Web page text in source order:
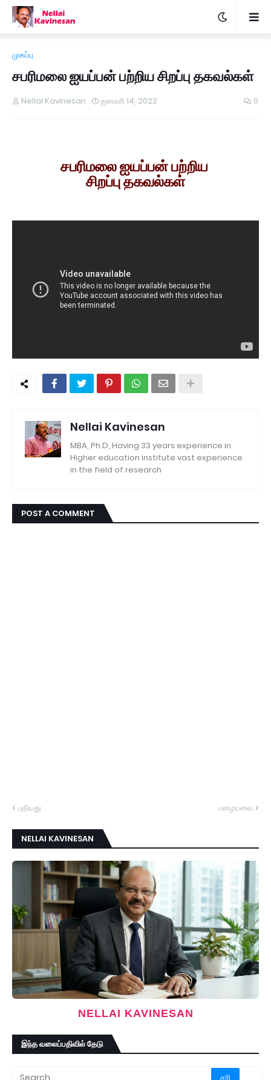
முகப்பு
சபரிமலை ஐயப்பன் பற்றிய சிறப்பு தகவல்கள்
Nellai Kavinesan ஜனவரி 14, 2022 0
சபரிமலை ஐயப்பன் பற்றிய
சிறப்பு தகவல்கள்
Nellai Kavinesan
MBA, Ph.D, Having 33 years experience in
Higher education institute vast experience
in the field of research
POST A COMMENT
புதியது பழையவை
NELLAI KAVINESAN
NELLAI KAVINESAN
இந்த வலைப்பதிவில் தேடு